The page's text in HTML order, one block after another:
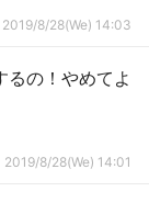
2019/8/28(We) 14:03
るの！やめてよ
2019/8/28(We) 14:01